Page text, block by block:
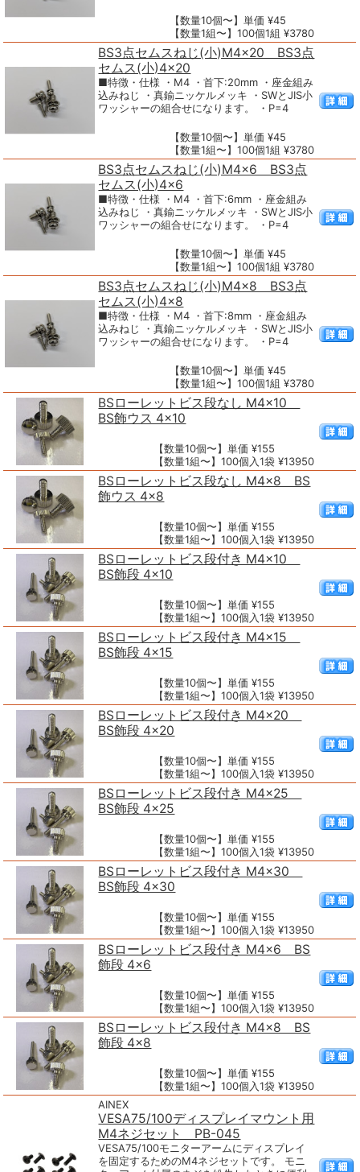
【数量10個〜】単価 ¥45
【数量1組〜】100個1組 ¥3780
BS3点セムスねじ(小)M4×20 BS3点
セムス(小)4×20
■特徴・仕様 ・M4 ・首下:20mm ・座金組み
込みねじ ・真鍮ニッケルメッキ ・SWとJIS小
ワッシャーの組合せになります。 ・P=4
【数量10個〜】単価 ¥45
【数量1組〜】100個1組 ¥3780
BS3点セムスねじ(小)M4×6 BS3点
セムス(小)4×6
■特徴・仕様 ・M4 ・首下:6mm ・座金組み
込みねじ ・真鍮ニッケルメッキ ・SWとJIS小
ワッシャーの組合せになります。 ・P=4
【数量10個〜】単価 ¥45
【数量1組〜】100個1組 ¥3780
BS3点セムスねじ(小)M4×8 BS3点
セムス(小)4×8
■特徴・仕様 ・M4 ・首下:8mm ・座金組み
込みねじ ・真鍮ニッケルメッキ ・SWとJIS小
ワッシャーの組合せになります。 ・P=4
【数量10個〜】単価 ¥45
【数量1組〜】100個1組 ¥3780
BSローレットビス段なし M4×10
BS飾ウス 4×10
【数量10個〜】単価 ¥155
【数量1組〜】100個入1袋 ¥13950
BSローレットビス段なし M4×8 BS
飾ウス 4×8
【数量10個〜】単価 ¥155
【数量1組〜】100個入1袋 ¥13950
BSローレットビス段付き M4×10
BS飾段 4×10
【数量10個〜】単価 ¥155
【数量1組〜】100個入1袋 ¥13950
BSローレットビス段付き M4×15
BS飾段 4×15
【数量10個〜】単価 ¥155
【数量1組〜】100個入1袋 ¥13950
BSローレットビス段付き M4×20
BS飾段 4×20
【数量10個〜】単価 ¥155
【数量1組〜】100個入1袋 ¥13950
BSローレットビス段付き M4×25
BS飾段 4×25
【数量10個〜】単価 ¥155
【数量1組〜】100個入1袋 ¥13950
BSローレットビス段付き M4×30
BS飾段 4×30
【数量10個〜】単価 ¥155
【数量1組〜】100個入1袋 ¥13950
BSローレットビス段付き M4×6 BS
飾段 4×6
【数量10個〜】単価 ¥155
【数量1組〜】100個入1袋 ¥13950
BSローレットビス段付き M4×8 BS
飾段 4×8
【数量10個〜】単価 ¥155
【数量1組〜】100個入1袋 ¥13950
AINEX
VESA75/100ディスプレイマウント用
M4ネジセット PB-045
VESA75/100モニターアームにディスプレイ
を固定するためのM4ネジセットです。 モニ